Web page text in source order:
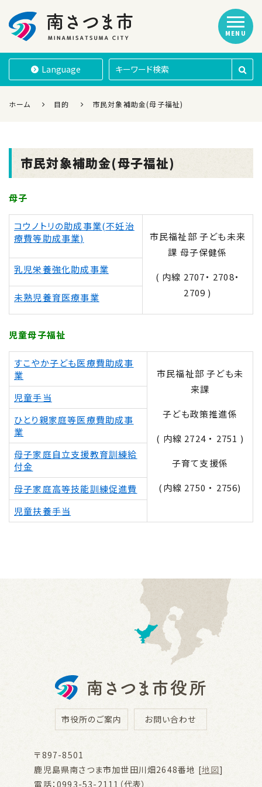
南さつま市
Language
MENU
ホーム 目的 市民対象補助金(母子福祉)
市民対象補助金(母子福祉)
母子
コウノトリの助成事業(不妊治
療費等助成事業)
市民福祉部 子ども未来
課 母子保健係
( 内線 2707・ 2708・
2709 )
乳児栄養強化助成事業
未熟児養育医療事業
児童母子福祉
すこやか子ども医療費助成事
業
市民福祉部 子ども未
来課
子ども政策推進係
( 内線 2724 ・ 2751 )
子育て支援係
(内線 2750 ・ 2756)
児童手当
ひとり親家庭等医療費助成事
業
母子家庭自立支援教育訓練給
付金
母子家庭高等技能訓練促進費
児童扶養手当
市役所のご案内 お問い合わせ
〒897-8501
鹿児島県南さつま市加世田川畑2648番地 [地図]
電話：0993-53-2111（代表）